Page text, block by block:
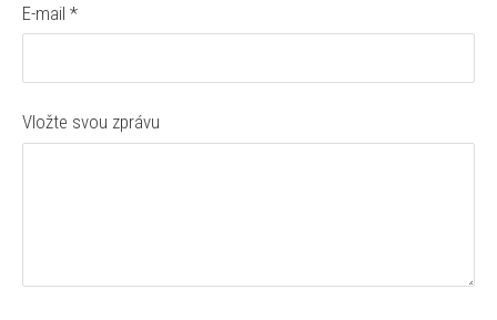
E-mail *
Vložte svou zprávu